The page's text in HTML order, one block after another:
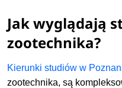
Jak wyglądają
zootechnika?
Kierunki studiów w
zootechnika, są